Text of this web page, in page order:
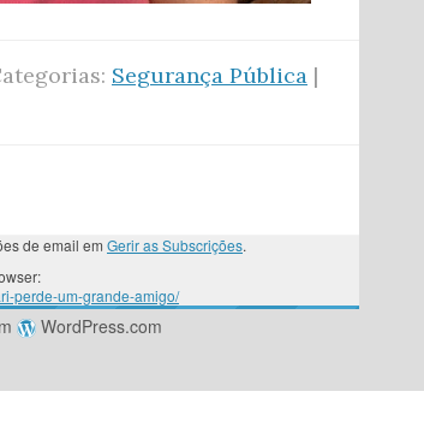
Segurança Pública |
de email em Gerir as Subscrições.
perde-um-grande-amigo/
WordPress.com